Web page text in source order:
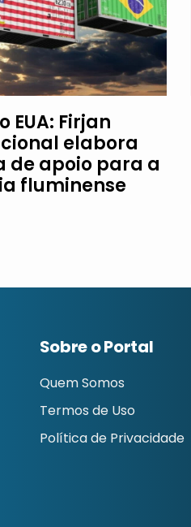
EUA: Firjan
elabora
de apoio para a
fluminense
Sobre o Portal
Quem Somos
Termos de Uso
Política de Privacidade